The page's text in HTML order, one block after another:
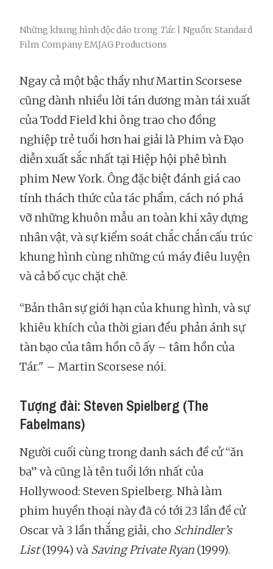
Những khung hình độc đáo trong Tár.
| Nguồn: Standard
Film Company EMJAG Productions
Ngay cả một bậc thầy như Martin Scorsese
cũng dành nhiều lời tán dương màn tái xuất
của Todd Field khi ông trao cho đồng
nghiệp trẻ tuổi hơn hai giải là Phim và Đạo
diễn xuất sắc nhất tại Hiệp hội phê bình
phim New York. Ông đặc biệt đánh giá cao
tính thách thức của tác phẩm, cách nó phá
vỡ những khuôn mẫu an toàn khi xây dựng
nhân vật, và sự kiểm soát chắc chắn cấu trúc
khung hình cùng những cú máy điêu luyện
và cả bố cục chặt chẽ.
“Bản thân sự giới hạn của khung hình, và sự
khiêu khích của thời gian đều phản ánh sự
tàn bạo của tâm hồn cô ấy – tâm hồn của
Tár." – Martin Scorsese nói.
Tượng đài: Steven Spielberg (The
Fabelmans)
Người cuối cùng trong danh sách đề cử “ăn
ba” và cũng là tên tuổi lớn nhất của
Hollywood: Steven Spielberg. Nhà làm
phim huyền thoại này đã có tới 23 lần đề cử
Oscar và 3 lần thắng giải, cho Schindler’s
List(1994) và Saving Private Ryan (1999).